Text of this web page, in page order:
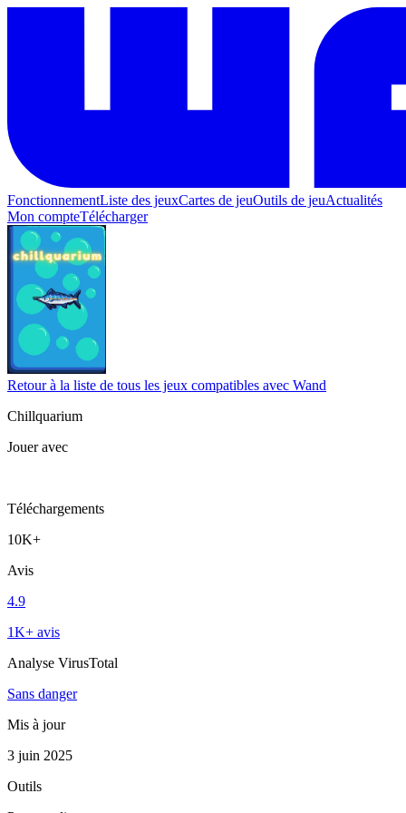
FonctionnementListe des jeuxCartes de jeuOutils de jeuActualités
Mon compteTélécharger
Retour à la liste de tous les jeux compatibles avec Wand
Chillquarium
Jouer avec
Téléchargements
10K+
Avis
4.9
1K+ avis
Analyse VirusTotal
Sans danger
Mis à jour
3 juin 2025
Outils